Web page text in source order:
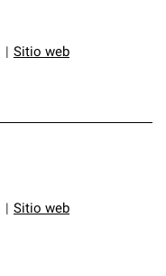
Sitio web
Sitio web